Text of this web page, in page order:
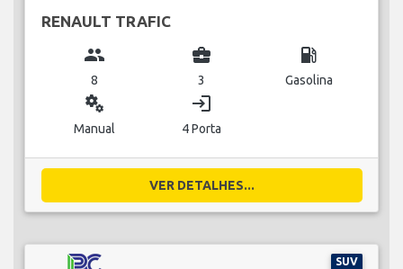
RENAULT TRAFIC
group
8
business_center
3
local_gas_station
Gasolina
miscellaneous_services
Manual
login
4 Porta
VER DETALHES...
SUV